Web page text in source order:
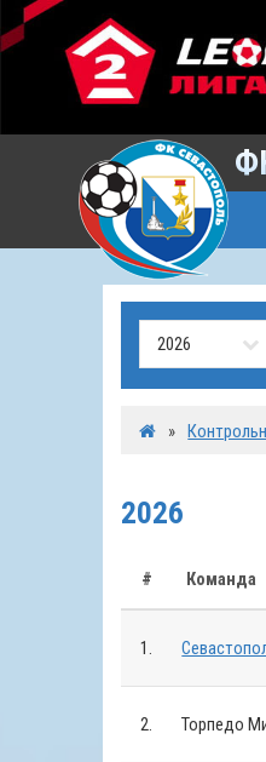
»
2026
# Команда
1.
2. Торпедо